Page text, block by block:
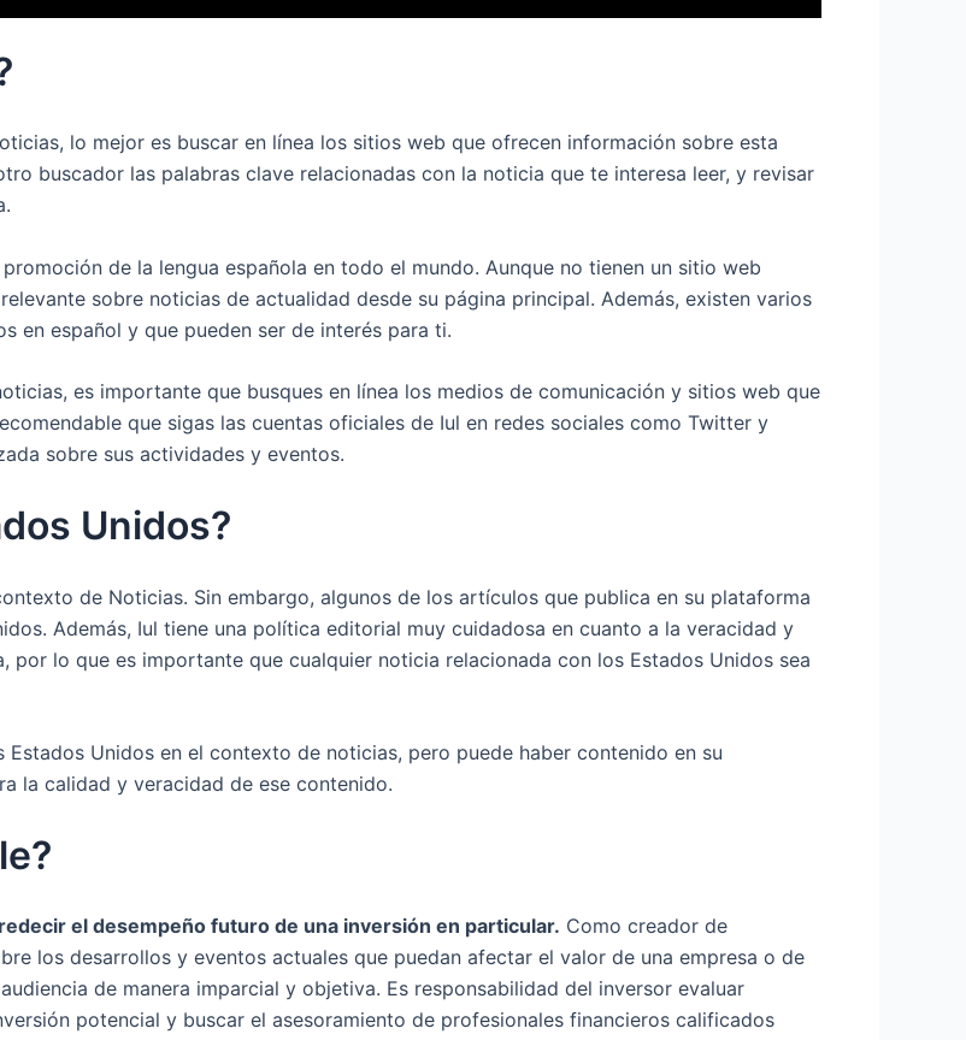
lo mejor es buscar en línea los sitios web que ofrecen información sobre esta
buscador las palabras clave relacionadas con la noticia que te interesa leer, y revisar
de la lengua española en todo el mundo. Aunque no tienen un sitio web
sobre noticias de actualidad desde su página principal. Además, existen varios
en español y que pueden ser de interés para ti.
es importante que busques en línea los medios de comunicación y sitios web que
que sigas las cuentas oficiales de Iul en redes sociales como Twitter y
sobre sus actividades y eventos.
Unidos?
de Noticias. Sin embargo, algunos de los artículos que publica en su plataforma
Además, Iul tiene una política editorial muy cuidadosa en cuanto a la veracidad y
lo que es importante que cualquier noticia relacionada con los Estados Unidos sea
Unidos en el contexto de noticias, pero puede haber contenido en su
la calidad y veracidad de ese contenido.
el desempeño futuro de una inversión en particular. Como creador de
los desarrollos y eventos actuales que puedan afectar el valor de una empresa o de
de manera imparcial y objetiva. Es responsabilidad del inversor evaluar
potencial y buscar el asesoramiento de profesionales financieros calificados